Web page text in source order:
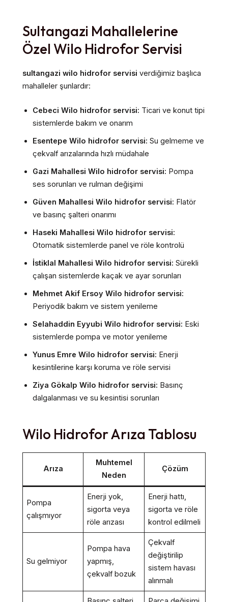
Sultangazi Mahallelerine
Özel Wilo Hidrofor Servisi
sultangazi wilo hidrofor servisi verdiğimiz başlıca
mahalleler şunlardır:
Cebeci Wilo hidrofor servisi: Ticari ve konut tipi
sistemlerde bakım ve onarım
Esentepe Wilo hidrofor servisi: Su gelmeme ve
çekvalf arızalarında hızlı müdahale
Gazi Mahallesi Wilo hidrofor servisi: Pompa
ses sorunları ve rulman değişimi
Güven Mahallesi Wilo hidrofor servisi: Flatör
ve basınç şalteri onarımı
Haseki Mahallesi Wilo hidrofor servisi:
Otomatik sistemlerde panel ve röle kontrolü
İstiklal Mahallesi Wilo hidrofor servisi: Sürekli
çalışan sistemlerde kaçak ve ayar sorunları
Mehmet Akif Ersoy Wilo hidrofor servisi:
Periyodik bakım ve sistem yenileme
Selahaddin Eyyubi Wilo hidrofor servisi: Eski
sistemlerde pompa ve motor yenileme
Yunus Emre Wilo hidrofor servisi: Enerji
kesintilerine karşı koruma ve röle servisi
Ziya Gökalp Wilo hidrofor servisi: Basınç
dalgalanması ve su kesintisi sorunları
Wilo Hidrofor Arıza Tablosu
Arıza
Muhtemel
Neden
Çözüm
Pompa
çalışmıyor
Enerji yok,
sigorta veya
röle arızası
Enerji hattı,
sigorta ve röle
kontrol edilmeli
Su gelmiyor
Pompa hava
yapmış,
çekvalf bozuk
Çekvalf
değiştirilip
sistem havası
alınmalı